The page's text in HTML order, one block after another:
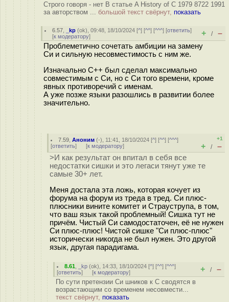
Строго говоря - нет В статье A History of C 1979 8722 1991
за авторством ... большой текст свёрнут, показать
6.57 _kp (ok), 09:48, 18/10/2024 [^] [^^] [^^^] [ответить]
[к модератору] + / –
Проблеметично сочетать амбиции на замену
Си и сильную несовместимость с ним же.
Изначально С++ был сделал максимально
совместимым с Си, но с Си того времени, кроме
явных противоречий с именам.
А уже позже языки разошлись в развитии более
значительно.
7.59 ,Аноним (-), 11:41, 18/10/2024 [^] [^^] [^^^]
[ответить] [к модератору]
+1
+ / –
>И как результат он впитал в себя все
недостатки сишки и это легаси тянут уже те
самые 30+ лет.
Меня достала эта ложь, которая кочует из
форума на форум из треда в тред. Си плюс-
плюсники вините комитет и Страуструпа, в том,
что ваш язык такой проблемный! Сишка тут не
причём. Чистый Си самодостаточен, её не нужен
Си плюс-плюс! Чистой сишке "Си плюс-плюс"
исторически никогда не был нужен. Это другой
язык, другая парадигама.
8.61 _kp (ok), 14:33, 18/10/2024 [^] [^^] [^^^]
[ответить] [к модератору] + / –
По сути претензии Си шников к C сводятся в
возрастающим со временем несовмести...
текст свёрнут, показать